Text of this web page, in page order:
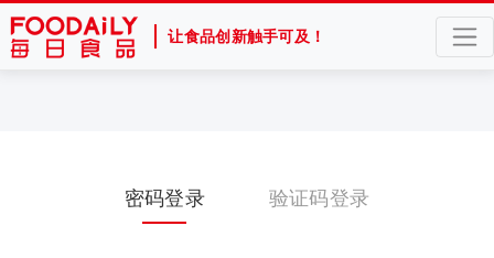
让食品创新触手可及！
密码登录 验证码登录